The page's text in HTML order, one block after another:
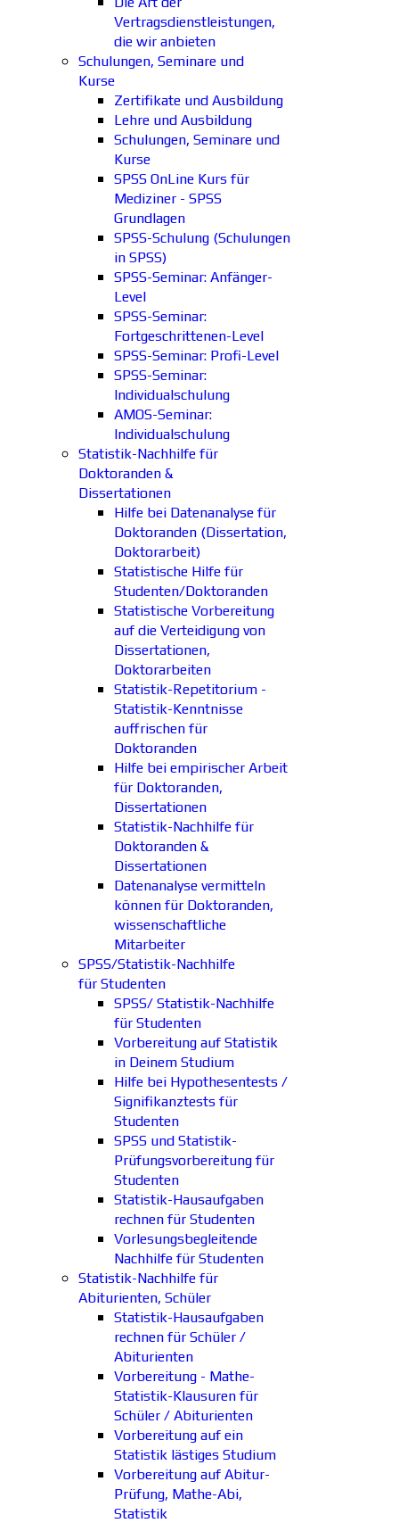
Vertragsdienstleistungen,
die wir anbieten
Schulungen, Seminare und
Kurse
Zertifikate und Ausbildung
Lehre und Ausbildung
Schulungen, Seminare und
Kurse
SPSS OnLine Kurs für
Mediziner - SPSS
Grundlagen
SPSS-Schulung (Schulungen
in SPSS)
SPSS-Seminar: Anfänger-
Level
SPSS-Seminar:
Fortgeschrittenen-Level
SPSS-Seminar: Profi-Level
SPSS-Seminar:
Individualschulung
AMOS-Seminar:
Individualschulung
Statistik-Nachhilfe für
Doktoranden &
Dissertationen
Hilfe bei Datenanalyse für
Doktoranden (Dissertation,
Doktorarbeit)
Statistische Hilfe für
Studenten/Doktoranden
Statistische Vorbereitung
auf die Verteidigung von
Dissertationen,
Doktorarbeiten
Statistik-Repetitorium -
Statistik-Kenntnisse
auffrischen für
Doktoranden
Hilfe bei empirischer Arbeit
für Doktoranden,
Dissertationen
Statistik-Nachhilfe für
Doktoranden &
Dissertationen
Datenanalyse vermitteln
können für Doktoranden,
wissenschaftliche
Mitarbeiter
SPSS/Statistik-Nachhilfe
für Studenten
SPSS/ Statistik-Nachhilfe
für Studenten
Vorbereitung auf Statistik
in Deinem Studium
Hilfe bei Hypothesentests /
Signifikanztests für
Studenten
SPSS und Statistik-
Prüfungsvorbereitung für
Studenten
Statistik-Hausaufgaben
rechnen für Studenten
Vorlesungsbegleitende
Nachhilfe für Studenten
Statistik-Nachhilfe für
Abiturienten, Schüler
Statistik-Hausaufgaben
rechnen für Schüler /
Abiturienten
Vorbereitung - Mathe-
Statistik-Klausuren für
Schüler / Abiturienten
Vorbereitung auf ein
Statistik lästiges Studium
Vorbereitung auf Abitur-
Prüfung, Mathe-Abi,
Statistik